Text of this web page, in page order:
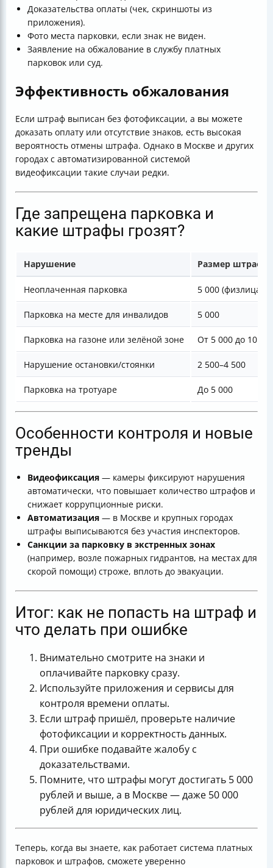
Доказательства оплаты (чек, скриншоты из
приложения).
Фото места парковки, если знак не виден.
Заявление на обжалование в службу платных
парковок или суд.
Эффективность обжалования
Если штраф выписан без фотофиксации, а вы можете
доказать оплату или отсутствие знаков, есть высокая
вероятность отмены штрафа. Однако в Москве и других
городах с автоматизированной системой
видеофиксации такие случаи редки.
Где запрещена парковка и
какие штрафы грозят?
Нарушение Размер штрафа
Неоплаченная парковка 5 000 (физлица,
Парковка на месте для инвалидов 5 000
Парковка на газоне или зелёной зоне От 5 000 до 10
Нарушение остановки/стоянки 2 500–4 500
Парковка на тротуаре До 5 000
Особенности контроля и новые
тренды
Видеофиксация — камеры фиксируют нарушения
автоматически, что повышает количество штрафов и
снижает коррупционные риски.
Автоматизация — в Москве и крупных городах
штрафы выписываются без участия инспекторов.
Санкции за парковку в экстренных зонах
(например, возле пожарных гидрантов, на местах для
скорой помощи) строже, вплоть до эвакуации.
Итог: как не попасть на штраф и
что делать при ошибке
Внимательно смотрите на знаки и
оплачивайте парковку сразу.
Используйте приложения и сервисы для
контроля времени оплаты.
Если штраф пришёл, проверьте наличие
фотофиксации и корректность данных.
При ошибке подавайте жалобу с
доказательствами.
Помните, что штрафы могут достигать 5 000
рублей и выше, а в Москве — даже 50 000
рублей для юридических лиц.
Теперь, когда вы знаете, как работает система платных
парковок и штрафов, сможете уверенно